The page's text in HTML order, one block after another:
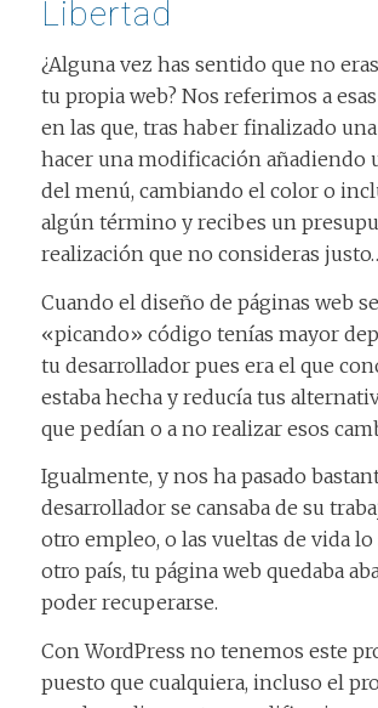
Libertad
¿Alguna vez has sentido que no
tu propia web? Nos referimos a
en las que, tras haber finalizado
hacer una modificación añadiendo
del menú, cambiando el color o
algún término y recibes un
realización que no consideras
Cuando el diseño de páginas web
«picando» código tenías mayor
tu desarrollador pues era el que
estaba hecha y reducía tus
que pedían o a no realizar esos
Igualmente, y nos ha pasado
desarrollador se cansaba de su
otro empleo, o las vueltas de vida
otro país, tu página web quedaba
poder recuperarse.
Con WordPress no tenemos este
puesto que cualquiera, incluso el